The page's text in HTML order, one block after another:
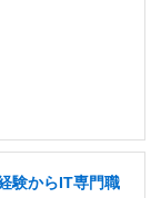
験からIT専門職